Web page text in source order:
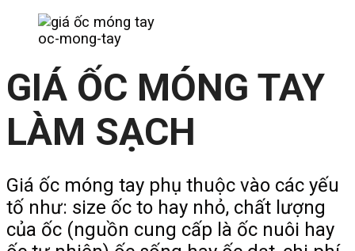
oc-mong-tay
GIÁ ỐC MÓNG TAY
LÀM SẠCH
Giá ốc móng tay phụ thuộc vào các yếu
tố như: size ốc to hay nhỏ, chất lượng
của ốc (nguồn cung cấp là ốc nuôi hay